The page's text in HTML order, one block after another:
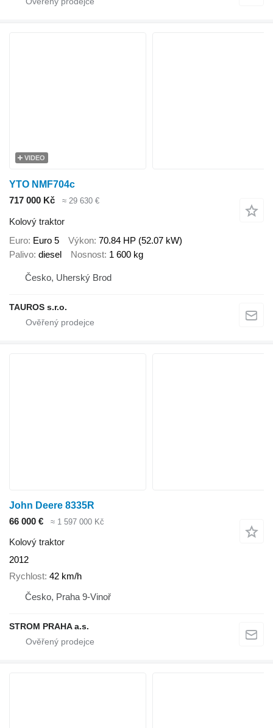
VIDEO
YTO NMF704c
717 000 Kč
≈ 29 630 €
Kolový traktor
Euro Euro 5 Výkon 70.84 HP (52.07 kW)
Palivo diesel Nosnost 1 600 kg
Česko, Uherský Brod
TAUROS s.r.o.
John Deere 8335R
66 000 €
≈ 1 597 000 Kč
Kolový traktor
2012
Rychlost 42 km/h
Česko, Praha 9-Vinoř
STROM PRAHA a.s.